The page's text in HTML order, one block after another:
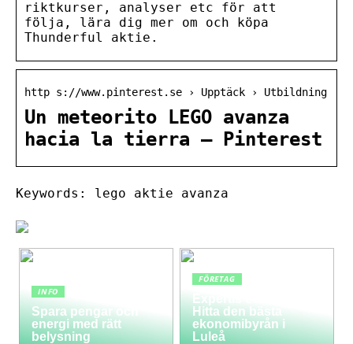
riktkurser, analyser etc för att
följa, lära dig mer om och köpa
Thunderful aktie.
http s://www.pinterest.se › Upptäck › Utbildning
Un meteorito LEGO avanza
hacia la tierra – Pinterest
Keywords: lego aktie avanza
INFO
Spara pengar och
energi med rätt
belysning
FÖRETAG
Expertis och service:
Hitta den bästa
ekonomibyrån i
Luleå